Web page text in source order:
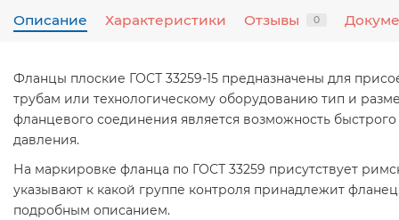
Описание Характеристики Отзывы 0
Фланцы плоские ГОСТ 33259-15 предназначены для
трубам или технологическому оборудованию тип и
фланцевого соединения является возможность
давления.
На маркировке фланца по ГОСТ 33259 присутствует
указывают к какой группе контроля принадлежит
подробным описанием.